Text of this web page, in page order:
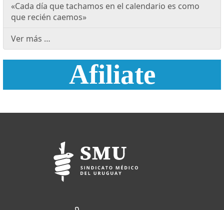
«Cada día que tachamos en el calendario es como
que recién caemos»
Ver más …
Afiliate